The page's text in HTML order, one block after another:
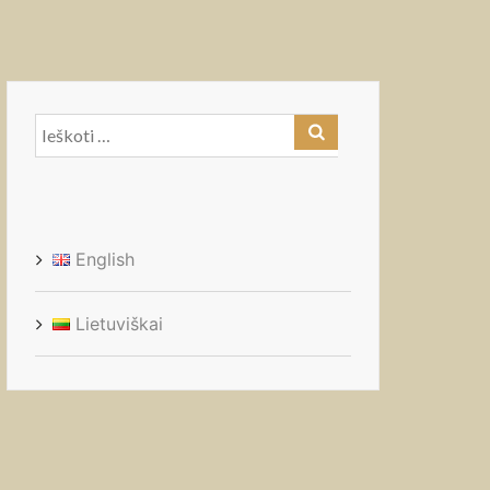
Ieškoti:
English
Lietuviškai